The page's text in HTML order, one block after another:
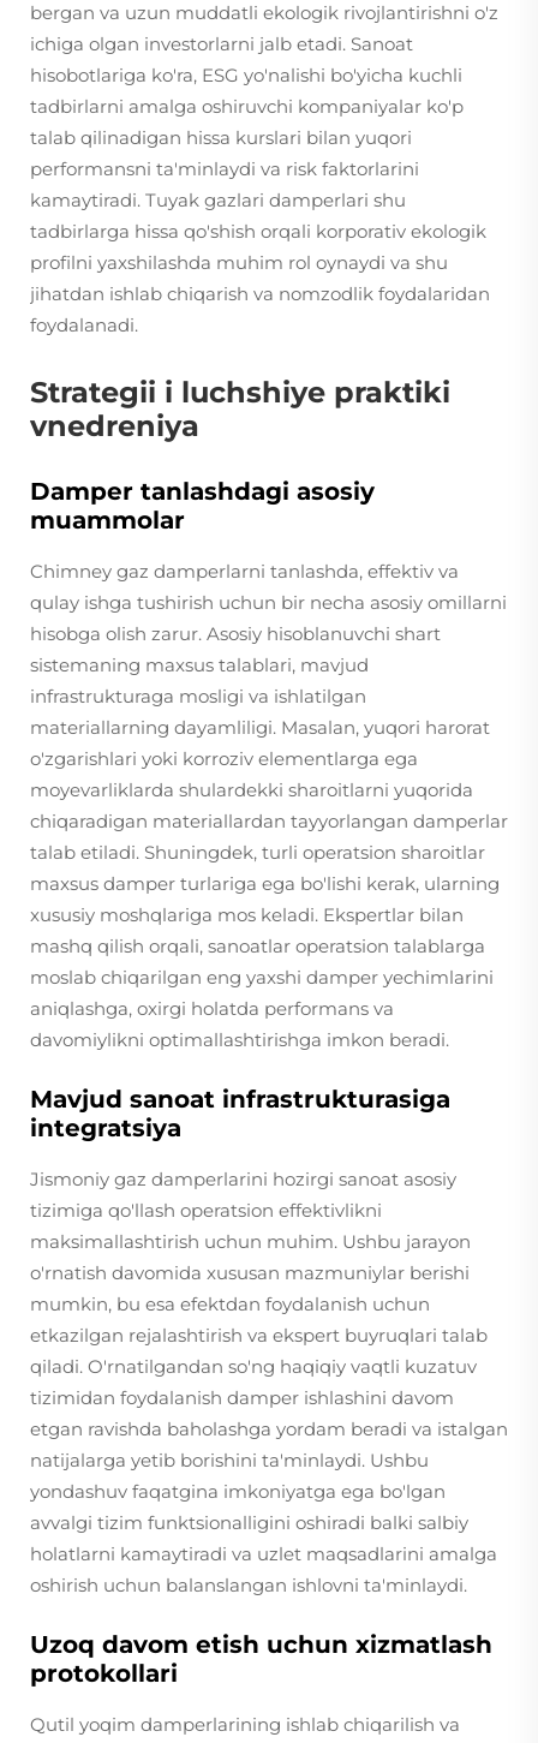
bergan va uzun muddatli ekologik rivojlantirishni o'z
ichiga olgan investorlarni jalb etadi. Sanoat
hisobotlariga ko'ra, ESG yo'nalishi bo'yicha kuchli
tadbirlarni amalga oshiruvchi kompaniyalar ko'p
talab qilinadigan hissa kurslari bilan yuqori
performansni ta'minlaydi va risk faktorlarini
kamaytiradi. Tuyak gazlari damperlari shu
tadbirlarga hissa qo'shish orqali korporativ ekologik
profilni yaxshilashda muhim rol oynaydi va shu
jihatdan ishlab chiqarish va nomzodlik foydalaridan
foydalanadi.
Strategii i luchshiye praktiki
vnedreniya
Damper tanlashdagi asosiy
muammolar
Chimney gaz damperlarni tanlashda, effektiv va
qulay ishga tushirish uchun bir necha asosiy omillarni
hisobga olish zarur. Asosiy hisoblanuvchi shart
sistemaning maxsus talablari, mavjud
infrastrukturaga mosligi va ishlatilgan
materiallarning dayamliligi. Masalan, yuqori harorat
o'zgarishlari yoki korroziv elementlarga ega
moyevarliklarda shulardekki sharoitlarni yuqorida
chiqaradigan materiallardan tayyorlangan damperlar
talab etiladi. Shuningdek, turli operatsion sharoitlar
maxsus damper turlariga ega bo'lishi kerak, ularning
xususiy moshqlariga mos keladi. Ekspertlar bilan
mashq qilish orqali, sanoatlar operatsion talablarga
moslab chiqarilgan eng yaxshi damper yechimlarini
aniqlashga, oxirgi holatda performans va
davomiylikni optimallashtirishga imkon beradi.
Mavjud sanoat infrastrukturasiga
integratsiya
Jismoniy gaz damperlarini hozirgi sanoat asosiy
tizimiga qo'llash operatsion effektivlikni
maksimallashtirish uchun muhim. Ushbu jarayon
o'rnatish davomida xususan mazmuniylar berishi
mumkin, bu esa efektdan foydalanish uchun
etkazilgan rejalashtirish va ekspert buyruqlari talab
qiladi. O'rnatilgandan so'ng haqiqiy vaqtli kuzatuv
tizimidan foydalanish damper ishlashini davom
etgan ravishda baholashga yordam beradi va istalgan
natijalarga yetib borishini ta'minlaydi. Ushbu
yondashuv faqatgina imkoniyatga ega bo'lgan
avvalgi tizim funktsionalligini oshiradi balki salbiy
holatlarni kamaytiradi va uzlet maqsadlarini amalga
oshirish uchun balanslangan ishlovni ta'minlaydi.
Uzoq davom etish uchun xizmatlash
protokollari
Qutil yoqim damperlarining ishlab chiqarilish va